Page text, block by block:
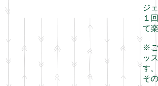
ジ
１
て
​※ご
ッ
す。
そ